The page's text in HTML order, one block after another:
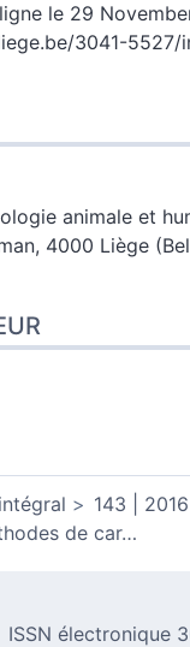
le 29
3041-5527/
animale et
4000 Liège
143 |
de car…
ISSN électronique